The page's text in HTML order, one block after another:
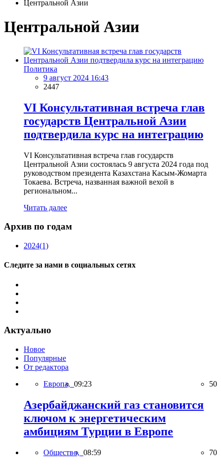
Центральной Азии
Центральной Азии
Политика
9 август 2024 16:43
2447
VI Консультативная встреча глав
государств Центральной Азии
подтвердила курс на интеграцию
VI Консультативная встреча глав государств
Центральной Азии состоялась 9 августа 2024 года под
руководством президента Казахстана Касым-Жомарта
Токаева. Встреча, названная важной вехой в
региональном...
Читать далее
Архив по годам
2024(1)
Следите за нами в социальных сетях
Актуально
Новое
Популярные
От редактора
Европа, 09:23 50
Азербайджанский газ становится
ключом к энергетическим
амбициям Турции в Европе
Общество, 08:59 70